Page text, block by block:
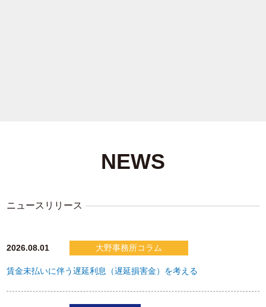
NEWS
ニュースリリース
2026.08.01 大野事務所コラム
賃金未払いに伴う遅延利息（遅延損害金）を考える